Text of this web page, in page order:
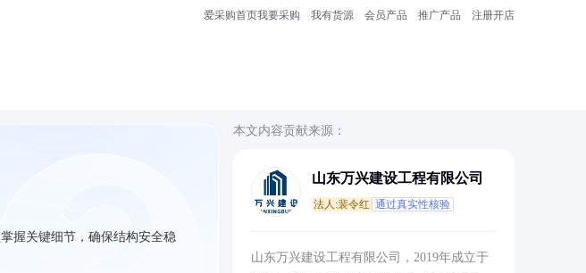
爱采购首页我要采购 我有货源 会员产品 推广产品 注册开店
握关键细节，确保结构安全稳
本文内容贡献来源：
山东万兴建设工程有限公司
法人:裴令红 通过真实性核验
山东万兴建设工程有限公司，2019年成立于